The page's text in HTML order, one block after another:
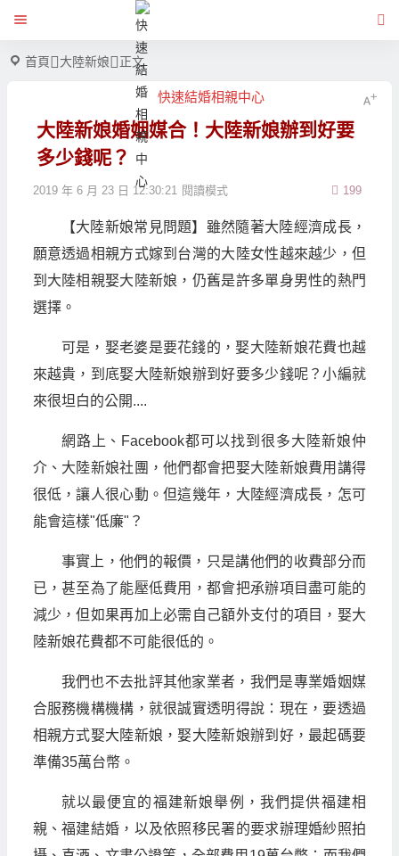
快速結婚相親中心
首頁 大陸新娘 正文
大陸新娘婚姻媒合！大陸新娘辦到好要
多少錢呢？
2019 年 6 月 23 日 12:30:21 199
閱讀模式
【大陸新娘常見問題】雖然隨著大陸經濟成長，
願意透過相親方式嫁到台灣的大陸女性越來越少，但
到大陸相親娶大陸新娘，仍舊是許多單身男性的熱門
選擇。
可是，娶老婆是要花錢的，娶大陸新娘花費也越
來越貴，到底娶大陸新娘辦到好要多少錢呢？小編就
來很坦白的公開....
網路上、Facebook都可以找到很多大陸新娘仲
介、大陸新娘社團，他們都會把娶大陸新娘費用講得
很低，讓人很心動。但這幾年，大陸經濟成長，怎可
能會這樣"低廉"？
事實上，他們的報價，只是講他們的收費部分而
已，甚至為了能壓低費用，都會把承辦項目盡可能的
減少，但如果再加上必需自己額外支付的項目，娶大
陸新娘花費都不可能很低的。
我們也不去批評其他家業者，我們是專業婚姻媒
合服務機構機構，就很誠實透明得說：現在，要透過
相親方式娶大陸新娘，娶大陸新娘辦到好，最起碼要
準備35萬台幣。
就以最便宜的福建新娘舉例，我們提供福建相
親、福建結婚，以及依照移民署的要求辦理婚紗照拍